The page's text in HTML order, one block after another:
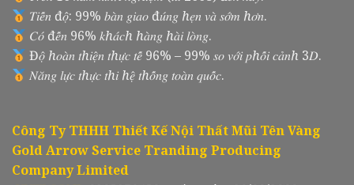
𝑇𝑖𝑒̂́𝑛 đ𝑜̣̂: 99% 𝑏𝑎̀𝑛 𝑔𝑖𝑎𝑜 đ𝑢́𝑛𝑔 ℎ𝑒̣𝑛 𝑣𝑎̀ 𝑠𝑜̛́𝑚 ℎ𝑜̛𝑛.
𝐶𝑜́ đ𝑒̂́𝑛 96% 𝑘ℎ𝑎́𝑐ℎ ℎ𝑎̀𝑛𝑔 ℎ𝑎̀𝑖 𝑙𝑜̀𝑛𝑔.
Đ𝑜̣̂ ℎ𝑜𝑎̀𝑛 𝑡ℎ𝑖𝑒̣̂𝑛 𝑡ℎ𝑢̛̣𝑐 𝑡𝑒̂́ 96% – 99% 𝑠𝑜 𝑣𝑜̛́𝑖 𝑝ℎ𝑜̂́𝑖 𝑐𝑎̉𝑛ℎ 3𝐷.
𝑁𝑎̆𝑛𝑔 𝑙𝑢̛̣𝑐 𝑡ℎ𝑢̛̣𝑐 𝑡ℎ𝑖 ℎ𝑒̣̂ 𝑡ℎ𝑜̂́𝑛𝑔 𝑡𝑜𝑎̀𝑛 𝑞𝑢𝑜̂́𝑐.
Công Ty THHH Thiết Kế Nội Thất Mũi Tên Vàng
Gold Arrow Service Tranding Producing
Company Limited